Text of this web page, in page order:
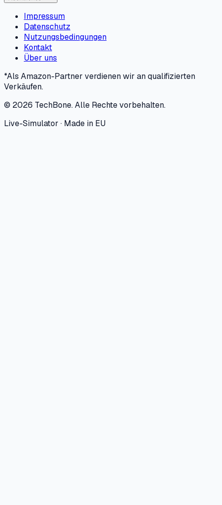
Impressum
Datenschutz
Nutzungsbedingungen
Kontakt
Über uns
*Als Amazon-Partner verdienen wir an qualifizierten
Verkäufen.
© 2026 TechBone.Alle Rechte vorbehalten.
Live-Simulator · Made in EU